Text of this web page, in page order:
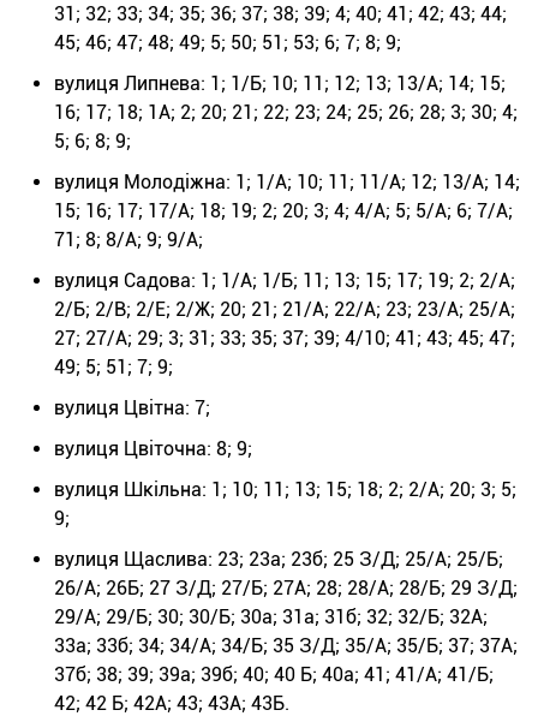
31; 32; 33; 34; 35; 36; 37; 38; 39; 4; 40; 41; 42; 43; 44;
45; 46; 47; 48; 49; 5; 50; 51; 53; 6; 7; 8; 9;
вулиця Липнева: 1; 1/Б; 10; 11; 12; 13; 13/А; 14; 15;
16; 17; 18; 1А; 2; 20; 21; 22; 23; 24; 25; 26; 28; 3; 30; 4;
5; 6; 8; 9;
вулиця Молодіжна: 1; 1/А; 10; 11; 11/А; 12; 13/А; 14;
15; 16; 17; 17/А; 18; 19; 2; 20; 3; 4; 4/А; 5; 5/А; 6; 7/А;
71; 8; 8/А; 9; 9/А;
вулиця Садова: 1; 1/А; 1/Б; 11; 13; 15; 17; 19; 2; 2/А;
2/Б; 2/В; 2/Е; 2/Ж; 20; 21; 21/А; 22/А; 23; 23/А; 25/А;
27; 27/А; 29; 3; 31; 33; 35; 37; 39; 4/10; 41; 43; 45; 47;
49; 5; 51; 7; 9;
вулиця Цвітна: 7;
вулиця Цвіточна: 8; 9;
вулиця Шкільна: 1; 10; 11; 13; 15; 18; 2; 2/А; 20; 3; 5;
9;
вулиця Щаслива: 23; 23а; 23б; 25 З/Д; 25/А; 25/Б;
26/А; 26Б; 27 З/Д; 27/Б; 27А; 28; 28/А; 28/Б; 29 З/Д;
29/А; 29/Б; 30; 30/Б; 30а; 31а; 31б; 32; 32/Б; 32А;
33а; 33б; 34; 34/А; 34/Б; 35 З/Д; 35/А; 35/Б; 37; 37А;
37б; 38; 39; 39а; 39б; 40; 40 Б; 40а; 41; 41/А; 41/Б;
42; 42 Б; 42А; 43; 43А; 43Б.